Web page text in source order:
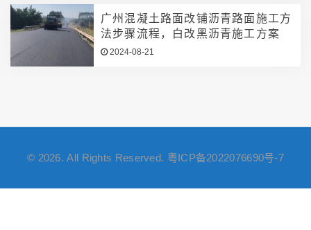
广州混凝土路面改铺沥青路面施工方
法步骤流程，白改黑沥青施工方案
2024-08-21
© 2026. All Rights Reserved. 粤ICP备2022076690号-7